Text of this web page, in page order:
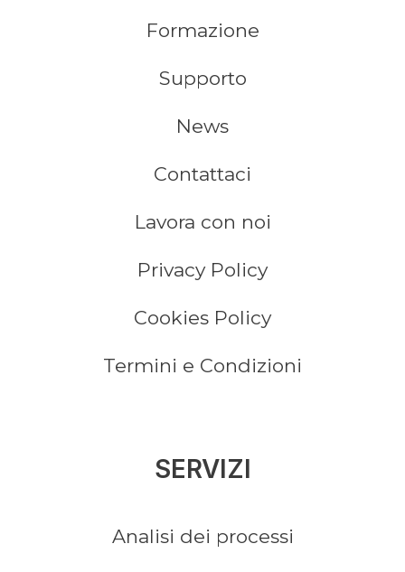
Formazione
Supporto
News
Contattaci
Lavora con noi
Privacy Policy
Cookies Policy
Termini e Condizioni
SERVIZI
Analisi dei processi